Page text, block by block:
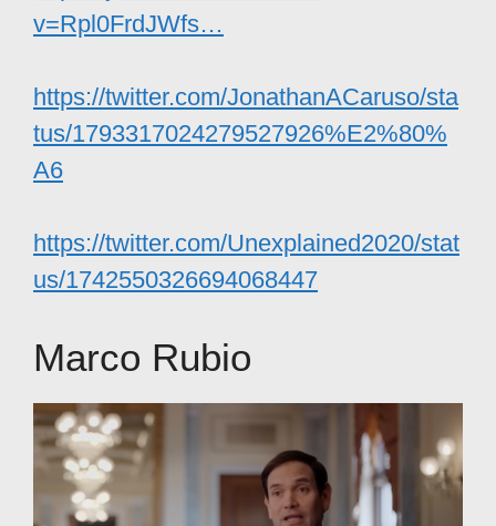
v=Rpl0FrdJWfs…
https://twitter.com/JonathanACaruso/sta
tus/1793317024279527926%E2%80%
A6
https://twitter.com/Unexplained2020/stat
us/1742550326694068447
Marco Rubio